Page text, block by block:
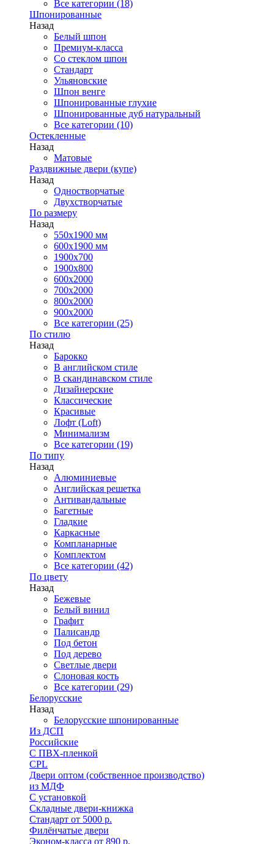
Все категории (18)
Шпонированные
Назад
Белый шпон
Премиум-класса
Со стеклом шпон
Стандарт
Ульяновские
Шпон венге
Шпонированные глухие
Шпонированные дуб натуральный
Все категории (10)
Остекленные
Назад
Матовые
Раздвижные двери (купе)
Назад
Одностворчатые
Двухстворчатые
По размеру
Назад
550x1900 мм
600x1900 мм
1900х700
1900х800
600x2000
700x2000
800x2000
900x2000
Все категории (25)
По стилю
Назад
Барокко
В английском стиле
В скандинавском стиле
Дизайнерские
Классические
Красивые
Лофт (Loft)
Минимализм
Все категории (19)
По типу
Назад
Алюминиевые
Английская решетка
Антивандальные
Багетные
Гладкие
Каркасные
Компланарные
Комплектом
Все категории (42)
По цвету
Назад
Бежевые
Белый винил
Графит
Палисандр
Под бетон
Под дерево
Светлые двери
Слоновая кость
Все категории (29)
Белорусские
Назад
Белорусские шпонированные
Из ДСП
Российские
C ПВХ-пленкой
CPL
Двери оптом (собственное производство)
из МДФ
С установкой
Складные двери-книжка
Стандарт от 5000 р.
Филёнчатые двери
Эконом-класса от 890 р.